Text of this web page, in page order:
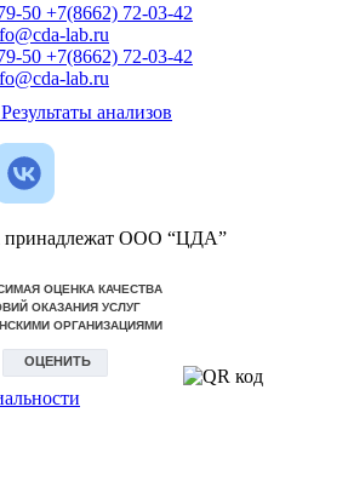
50 +7(8662) 72-03-42
lab.ru
50 +7(8662) 72-03-42
lab.ru
Результаты анализов
принадлежат ООО “ЦДА”